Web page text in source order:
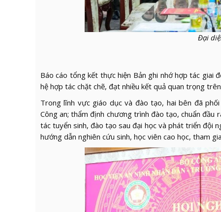
Đại
Báo cáo tổng kết thực hiện Bản ghi nhớ hợp tác
hệ hợp tác chặt chẽ, đạt nhiều kết quả quan trọng
Trong lĩnh vực giáo dục và đào tạo, hai bên đã
Công an; thẩm định chương trình đào tạo, chuẩn đầu
tác tuyển sinh, đào tạo sau đại học và phát triển đội
hướng dẫn nghiên cứu sinh, học viên cao học, tham